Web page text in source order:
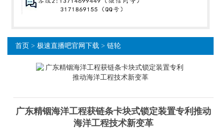
首页 > 极速直播吧官网下载 > 链轮
广东精铟海洋工程获链条卡块式锁定装置专利推动
海洋工程技术新变革